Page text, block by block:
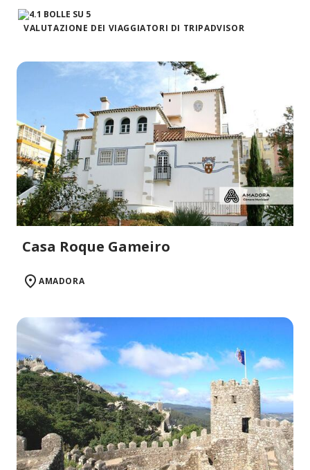
VALUTAZIONE DEI VIAGGIATORI DI TRIPADVISOR
Casa Roque Gameiro
AMADORA